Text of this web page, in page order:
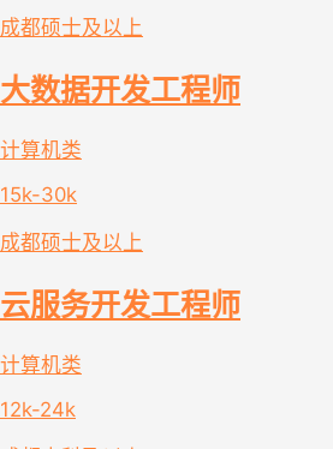
成都硕士及以上
大数据开发工程师
计算机类
15k-30k
成都硕士及以上
云服务开发工程师
计算机类
12k-24k